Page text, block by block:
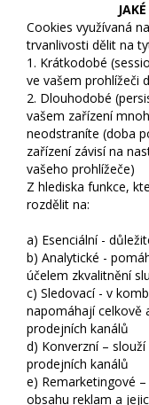
Cookies využívaná
trvanlivosti dělit na
1. Krátkodobé
ve vašem prohlížeči
2. Dlouhodobé
vašem zařízení
neodstraníte (doba
zařízení závisí na
vašeho prohlížeče)
Z hlediska funkce,
rozdělit na:
a) Esenciální -
b) Analytické -
účelem zkvalitnění
c) Sledovací - v
napomáhají celkově
prodejních kanálů
d) Konverzní –
prodejních kanálů
e) Remarketingové
obsahu reklam a